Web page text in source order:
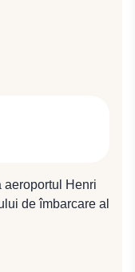
aeroportul Henri
de îmbarcare al
Doha cu
zborul QR 528